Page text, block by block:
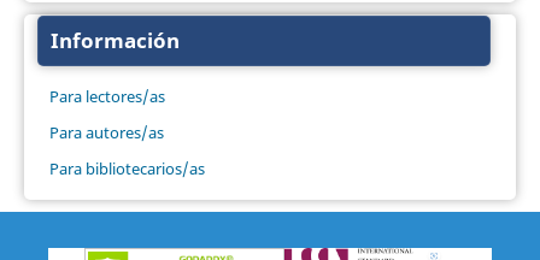
Información
Para lectores/as
Para autores/as
Para bibliotecarios/as